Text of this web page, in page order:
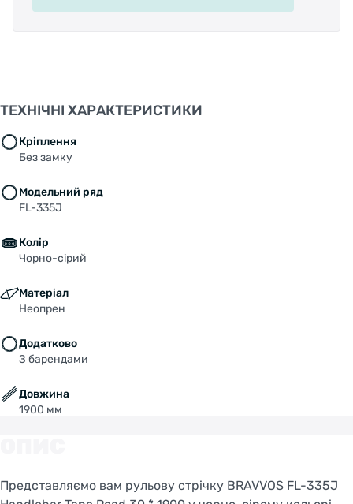
ТЕХНІЧНІ ХАРАКТЕРИСТИКИ
Кріплення
Без замку
Модельний ряд
FL-335J
Колір
Чорно-сірий
Матеріал
Неопрен
Додатково
З барендами
Довжина
1900 мм
Представляємо вам рульову стрічку BRAVVOS FL-335J